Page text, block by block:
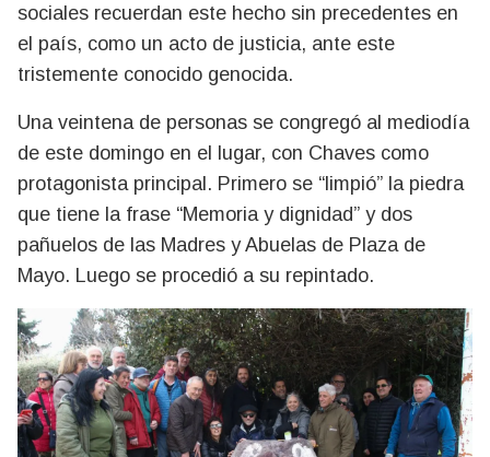
sociales recuerdan este hecho sin precedentes en
el país, como un acto de justicia, ante este
tristemente conocido genocida.
Una veintena de personas se congregó al mediodía
de este domingo en el lugar, con Chaves como
protagonista principal. Primero se “limpió” la piedra
que tiene la frase “Memoria y dignidad” y dos
pañuelos de las Madres y Abuelas de Plaza de
Mayo. Luego se procedió a su repintado.